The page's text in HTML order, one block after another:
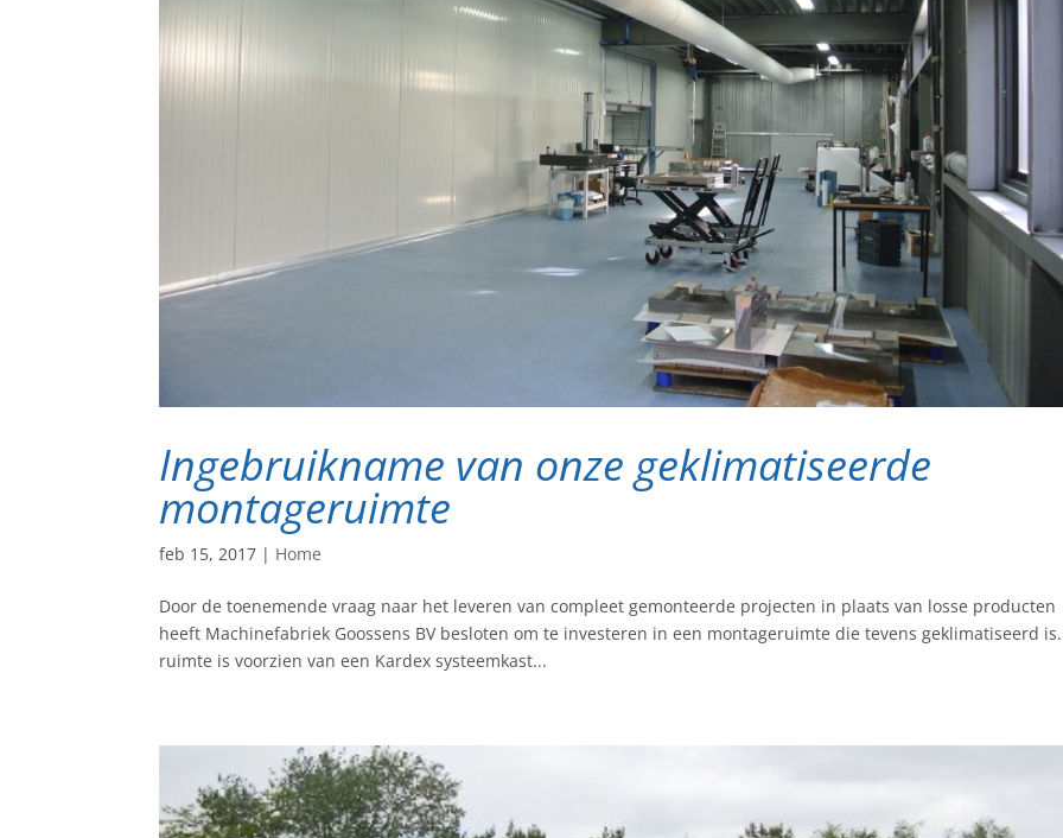
Ingebruikname van onze geklimatiseerde
montageruimte
feb 15, 2017 | Home
Door de toenemende vraag naar het leveren van compleet gemonteerde projecten in plaats van losse producten
heeft Machinefabriek Goossens BV besloten om te investeren in een montageruimte die tevens geklimatiseerd
ruimte is voorzien van een Kardex systeemkast...